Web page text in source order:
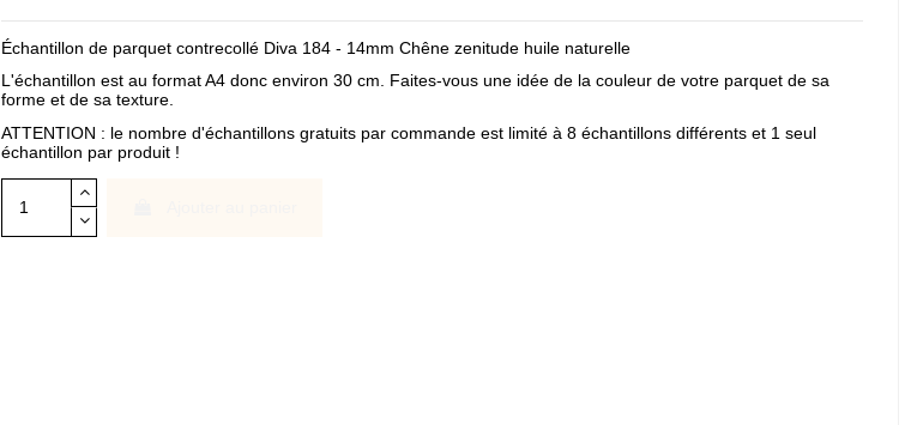
Échantillon de parquet contrecollé Diva 184 - 14mm Chêne zenitude huile naturelle
L'échantillon est au format A4 donc environ 30 cm. Faites-vous une idée de la couleur de votre parquet de sa
forme et de sa texture.
ATTENTION : le nombre d'échantillons gratuits par commande est limité à 8 échantillons différents et 1 seul
échantillon par produit !